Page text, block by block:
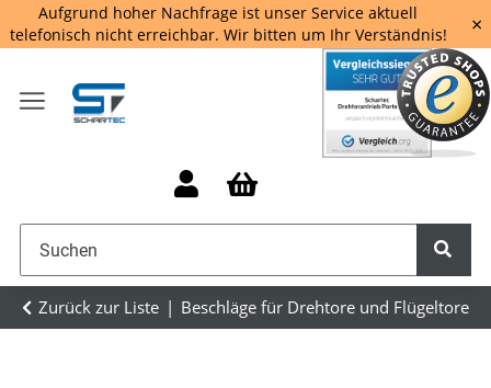
Aufgrund hoher Nachfrage ist unser Service aktuell
telefonisch nicht erreichbar. Wir bitten um Ihr Verständnis!
×
Zurück zur Liste Beschläge für Drehtore und Flügeltore